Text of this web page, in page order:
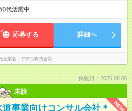
代活躍中
応募する 詳細へ
企業名 アデコ株式会社
掲載日：2026.08.06
未読
NEW
道事業向けコンサル会社＊